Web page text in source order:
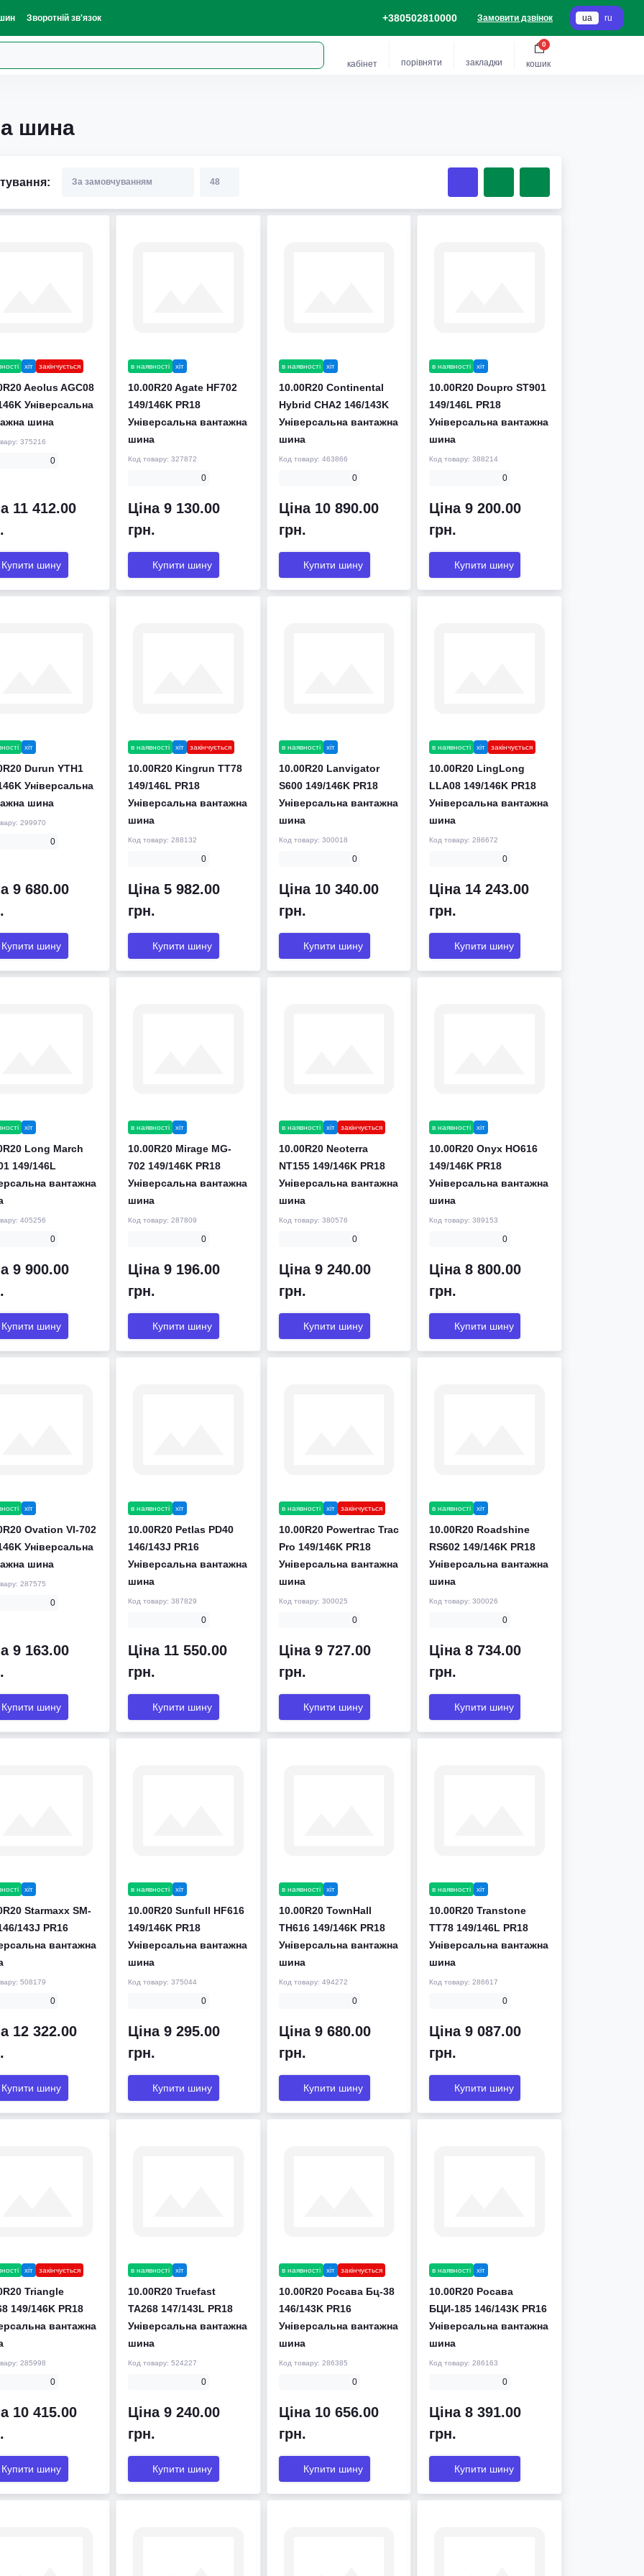
Зворотній зв'язок +380502810000 Замовити дзвінок ua ru
кабінет порівняти закладки кошик
0
шина
хіт закінчується
Aeolus AGC08
Універсальна
шина
375216
0
11 412.00
Купити шину
в наявності хіт
10.00R20 Agate HF702
149/146K PR18
Універсальна вантажна
шина
Код товару: 327872
0
Ціна 9 130.00
грн.
Купити шину
в наявності хіт
10.00R20 Continental
Hybrid CHA2 146/143K
Універсальна вантажна
шина
Код товару: 463866
0
Ціна 10 890.00
грн.
Купити шину
в наявності хіт
10.00R20 Doupro ST901
149/146L PR18
Універсальна вантажна
шина
Код товару:388214
0
Ціна 9 200.00
грн.
Купити шину
хіт
Durun YTH1
Універсальна
шина
299970
0
9 680.00
Купити шину
в наявності хіт закінчується
10.00R20 Kingrun TT78
149/146L PR18
Універсальна вантажна
шина
Код товару: 288132
0
Ціна 5 982.00
грн.
Купити шину
в наявності хіт
10.00R20 Lanvigator
S600 149/146K PR18
Універсальна вантажна
шина
Код товару: 300018
0
Ціна 10 340.00
грн.
Купити шину
в наявності хіт закінчується
10.00R20 LingLong
LLA08 149/146K PR18
Універсальна вантажна
шина
Код товару:286672
0
Ціна 14 243.00
грн.
Купити шину
хіт
Long March
149/146L
вантажна
405256
0
9 900.00
Купити шину
в наявності хіт
10.00R20 Mirage MG-
702 149/146K PR18
Універсальна вантажна
шина
Код товару: 287809
0
Ціна 9 196.00
грн.
Купити шину
в наявності хіт закінчується
10.00R20 Neoterra
NT155 149/146K PR18
Універсальна вантажна
шина
Код товару: 380576
0
Ціна 9 240.00
грн.
Купити шину
в наявності хіт
10.00R20 Onyx HO616
149/146K PR18
Універсальна вантажна
шина
Код товару:389153
0
Ціна 8 800.00
грн.
Купити шину
хіт
Ovation VI-702
Універсальна
шина
287575
0
9 163.00
Купити шину
в наявності хіт
10.00R20 Petlas PD40
146/143J PR16
Універсальна вантажна
шина
Код товару: 387829
0
Ціна 11 550.00
грн.
Купити шину
в наявності хіт закінчується
10.00R20 Powertrac Trac
Pro 149/146K PR18
Універсальна вантажна
шина
Код товару: 300025
0
Ціна 9 727.00
грн.
Купити шину
в наявності хіт
10.00R20 Roadshine
RS602 149/146K PR18
Універсальна вантажна
шина
Код товару:300026
0
Ціна 8 734.00
грн.
Купити шину
хіт
Starmaxx SM-
143J PR16
вантажна
508179
0
12 322.00
Купити шину
в наявності хіт
10.00R20 Sunfull HF616
149/146K PR18
Універсальна вантажна
шина
Код товару: 375044
0
Ціна 9 295.00
грн.
Купити шину
в наявності хіт
10.00R20 TownHall
TH616 149/146K PR18
Універсальна вантажна
шина
Код товару: 494272
0
Ціна 9 680.00
грн.
Купити шину
в наявності хіт
10.00R20 Transtone
TT78 149/146L PR18
Універсальна вантажна
шина
Код товару:286617
0
Ціна 9 087.00
грн.
Купити шину
хіт закінчується
Triangle
149/146K PR18
вантажна
285998
0
10 415.00
Купити шину
в наявності хіт
10.00R20 Truefast
TA268 147/143L PR18
Універсальна вантажна
шина
Код товару: 524227
0
Ціна 9 240.00
грн.
Купити шину
в наявності хіт закінчується
10.00R20 Росава Бц-38
146/143K PR16
Універсальна вантажна
шина
Код товару: 286385
0
Ціна 10 656.00
грн.
Купити шину
в наявності хіт
10.00R20 Росава
БЦИ-185 146/143K PR16
Універсальна вантажна
шина
Код товару:286163
0
Ціна 8 391.00
грн.
Купити шину